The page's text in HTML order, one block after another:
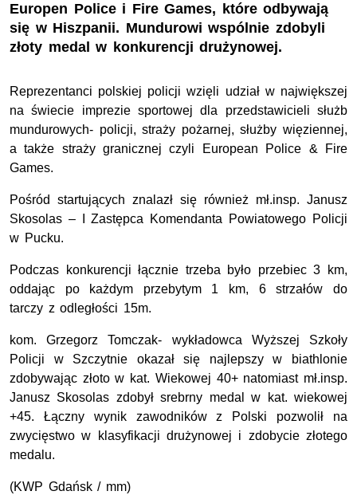
Europen Police i Fire Games, które odbywają
się w Hiszpanii. Mundurowi wspólnie zdobyli
złoty medal w konkurencji drużynowej.
Reprezentanci polskiej policji wzięli udział w największej
na świecie imprezie sportowej dla przedstawicieli służb
mundurowych- policji, straży pożarnej, służby więziennej,
a także straży granicznej czyli European Police & Fire
Games.
Pośród startujących znalazł się również mł.insp. Janusz
Skosolas – I Zastępca Komendanta Powiatowego Policji
w Pucku.
Podczas konkurencji łącznie trzeba było przebiec 3 km,
oddając po każdym przebytym 1 km, 6 strzałów do
tarczy z odległości 15m.
kom. Grzegorz Tomczak- wykładowca Wyższej Szkoły
Policji w Szczytnie okazał się najlepszy w biathlonie
zdobywając złoto w kat. Wiekowej 40+ natomiast mł.insp.
Janusz Skosolas zdobył srebrny medal w kat. wiekowej
+45. Łączny wynik zawodników z Polski pozwolił na
zwycięstwo w klasyfikacji drużynowej i zdobycie złotego
medalu.
(KWP Gdańsk / mm)